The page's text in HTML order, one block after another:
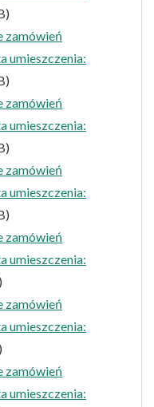
zamówień
umieszczenia:
zamówień
umieszczenia:
zamówień
umieszczenia:
zamówień
umieszczenia:
zamówień
umieszczenia:
zamówień
umieszczenia: